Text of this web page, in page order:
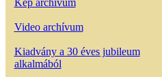
Kép archívum
Video archívum
Kiadvány a 30 éves jubileum
alkalmából